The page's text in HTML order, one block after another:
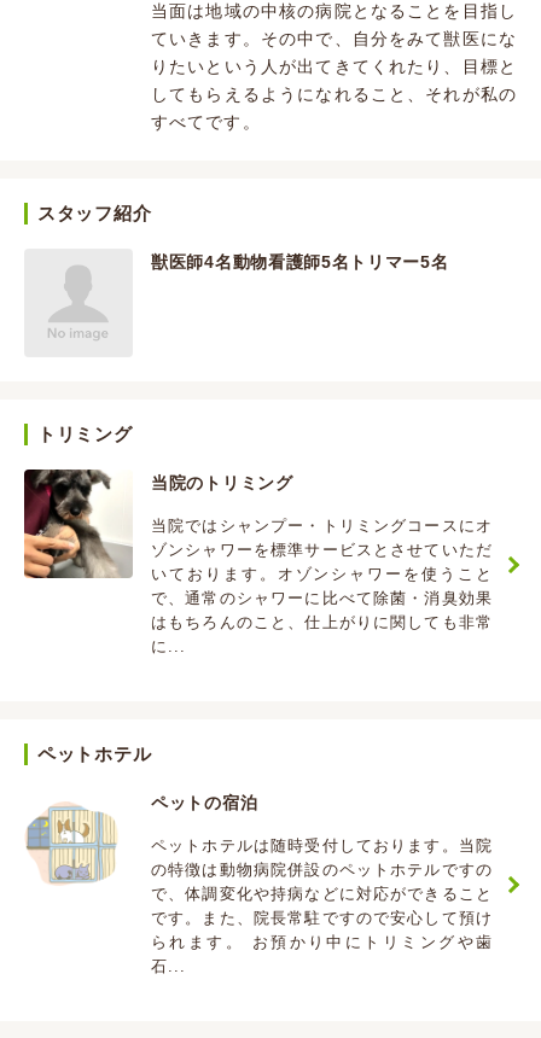
当面は地域の中核の病院となることを目指し
ていきます。その中で、自分をみて獣医にな
りたいという人が出てきてくれたり、目標と
してもらえるようになれること、それが私の
すべてです。
スタッフ紹介
獣医師4名動物看護師5名トリマー5名
トリミング
当院のトリミング
当院ではシャンプー・トリミングコースにオ
ゾンシャワーを標準サービスとさせていただ
いております。オゾンシャワーを使うこと
で、通常のシャワーに比べて除菌・消臭効果
はもちろんのこと、仕上がりに関しても非常
に...
ペットホテル
ペットの宿泊
ペットホテルは随時受付しております。当院
の特徴は動物病院併設のペットホテルですの
で、体調変化や持病などに対応ができること
です。また、院長常駐ですので安心して預け
られます。 お預かり中にトリミングや歯
石...